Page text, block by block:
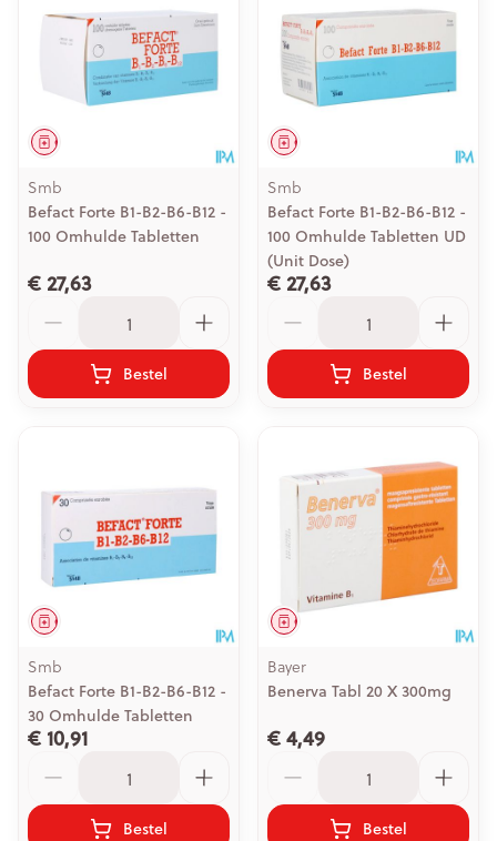
Geneesmiddel
Smb
Befact Forte B1-B2-B6-B12 -
100 Omhulde Tabletten
€ 27,63
Bestel
Geneesmiddel
Smb
Befact Forte B1-B2-B6-B12 -
100 Omhulde Tabletten UD
(Unit Dose)
€ 27,63
Bestel
Geneesmiddel
Smb
Befact Forte B1-B2-B6-B12 -
30 Omhulde Tabletten
€ 10,91
Bestel
Geneesmiddel
Bayer
Benerva Tabl 20 X 300mg
€ 4,49
Bestel